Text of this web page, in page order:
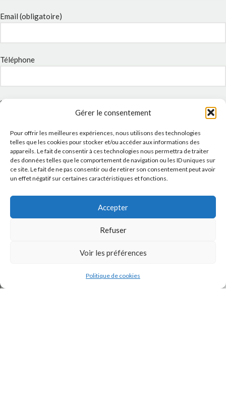
Gérer le consentement
Pour offrir les meilleures expériences, nous utilisons des technologies
telles que les cookies pour stocker et/ou accéder aux informations des
appareils. Le fait de consentir à ces technologies nous permettra de traiter
des données telles que le comportement de navigation ou les ID uniques sur
ce site. Le fait de ne pas consentir ou de retirer son consentement peut avoir
un effet négatif sur certaines caractéristiques et fonctions.
Accepter
Refuser
Voir les préférences
Politique de cookies
Email (obligatoire)
Téléphone
Sujet
Message